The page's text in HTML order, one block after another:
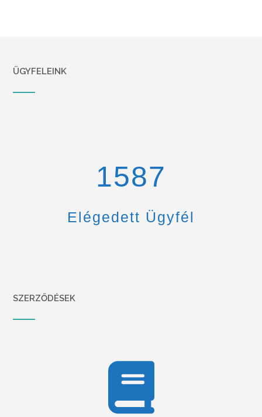
ÜGYFELEINK
1670
Elégedett Ügyfél
SZERZŐDÉSEK